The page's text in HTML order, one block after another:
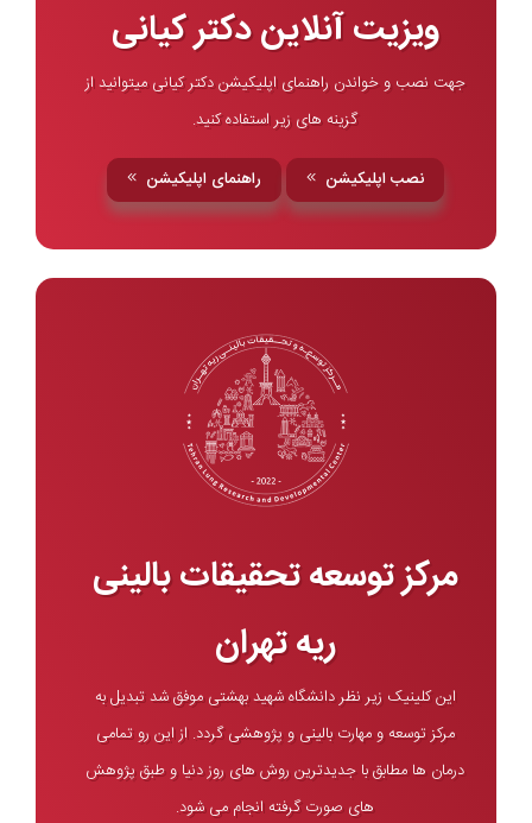
ویزیت آنلاین دکتر کیانی
جهت نصب و خواندن راهنمای اپلیکیشن دکتر کیانی میتوانید از
گزینه های زیر استفاده کنید.
نصب اپلیکیشن راهنمای اپلیکیشن
مرکز توسعه تحقیقات بالینی
ریه تهران
این کلینیک زیر نظر دانشگاه شهید بهشتی موفق شد تبدیل به
مرکز توسعه و مهارت بالینی و پژوهشی گردد. از این رو تمامی
درمان ها مطابق با جدیدترین روش های روز دنیا و طبق پژوهش
های صورت گرفته انجام می شود.